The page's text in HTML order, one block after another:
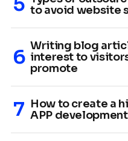
to avoid website
Writing blog
interest to
promote
How to create a
APP development